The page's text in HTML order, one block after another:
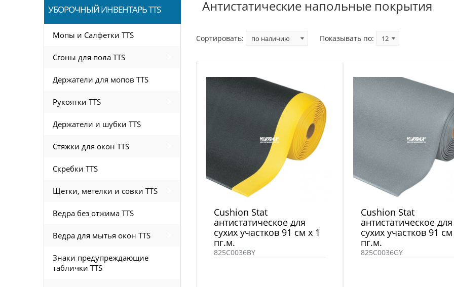
УБОРОЧНЫЙ ИНВЕНТАРЬ TTS
Мопы и Салфетки TTS
Сгоны для пола TTS
Держатели для мопов TTS
Рукоятки TTS
Держатели и шубки TTS
Стяжки для окон TTS
Скребки TTS
Щетки, метелки и совки TTS
Ведра без отжима TTS
Ведра для мытья окон TTS
Знаки предупреждающие
таблички TTS
Антистатические напольные покрытия
Сортировать: Показывать по:
Cushion Stat
антистатическое для
сухих участков 91 см x 1
пг.м.
825C0036BY
Cushion Stat
антистатическое для
сухих участков 91
пг.м.
825C0036GY